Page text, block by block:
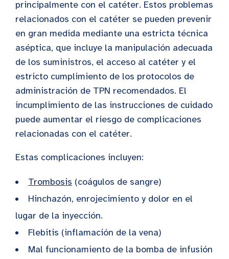
principalmente con el catéter. Estos problemas
relacionados con el catéter se pueden prevenir
en gran medida mediante una estricta técnica
aséptica, que incluye la manipulación adecuada
de los suministros, el acceso al catéter y el
estricto cumplimiento de los protocolos de
administración de TPN recomendados. El
incumplimiento de las instrucciones de cuidado
puede aumentar el riesgo de complicaciones
relacionadas con el catéter.
Estas complicaciones incluyen:
Trombosis (coágulos de sangre)
Hinchazón, enrojecimiento y dolor en el
lugar de la inyección.
Flebitis (inflamación de la vena)
Mal funcionamiento de la bomba de infusión